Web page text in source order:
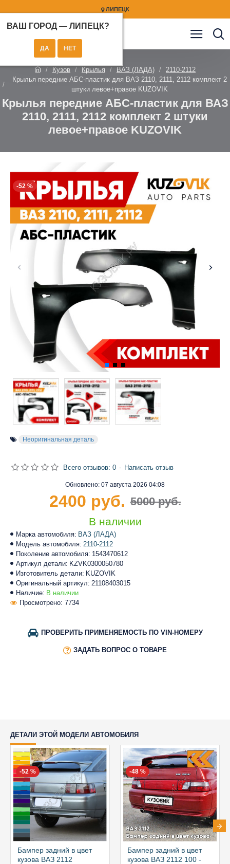
ЛИПЕЦК
ВАШ ГОРОД — ЛИПЕЦК?
Кузов Крылья ВАЗ (ЛАДА)
2110-2112
Крылья передние АБС-пластик для ВАЗ 2110, 2111, 2112 комплект 2
штуки левое+правое KUZOVIK
Крылья передние АБС-пластик для ВАЗ
2110, 2111, 2112 комплект 2 штуки
левое+правое KUZOVIK
-52 %
Неоригинальная деталь
Наличие: В наличии
Марка автомобиля: ВАЗ (ЛАДА)
Модель автомобиля: 2110-2112
Поколение автомобиля: 1543470612
Артикул детали: KZVK0300050780
Изготовитель детали: KUZOVIK
Оригинальный артикул: 21108403015
Просмотрено: 7734
Обновлено: 07 августа 2026 04:08
В наличии
Всего отзывов: 0 - Написать отзыв
5000 руб.
2400 руб.
ПРОВЕРИТЬ ПРИМЕНЯЕМОСТЬ ПО VIN-НОМЕРУ
ЗАДАТЬ ВОПРОС О ТОВАРЕ
ДЕТАЛИ ЭТОЙ МОДЕЛИ АВТОМОБИЛЯ
-52 %
Бампер задний в цвет
кузова ВАЗ 2112
-48 %
Бампер задний в цвет
кузова ВАЗ 2112 100 -